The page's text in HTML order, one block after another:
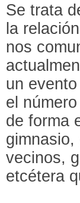
Se trata
la
nos
un
el
de forma
vecinos,
etcétera